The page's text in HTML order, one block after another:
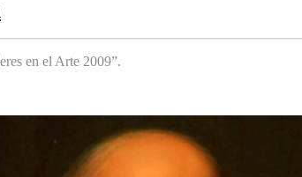
en el Arte 2009”.